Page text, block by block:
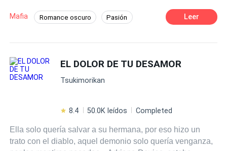
de los Scott. Su abuelo le cederá los derechos en el
estudio jurídico y todos los bienes de la familia, pero sólo
desde que su tatarabuelo lo dejó estipulado. Darle un
heredero varón, para seguir el linaje de los Scott.Laurent,
a pesar de todo lo que tiene no lo demuestra frente a los
no se amilana con trabajar y estudiar para demostrar que
chica que trabaja en la cafetería que está frente de la
universidad. El suyo fue un flechazo instantáneo, de esos
Mafia Romance oscuro Pasión
Traición Matrimonio por Contrato
Amor Prohibido
Leer
EL DOLOR DE TU DESAMOR
Tsukimorikan
8.4 50.0K leídos Completed
Ella solo quería salvar a su hermana, por eso hizo un
trato con el diablo, aquel demonio solo quería venganza,